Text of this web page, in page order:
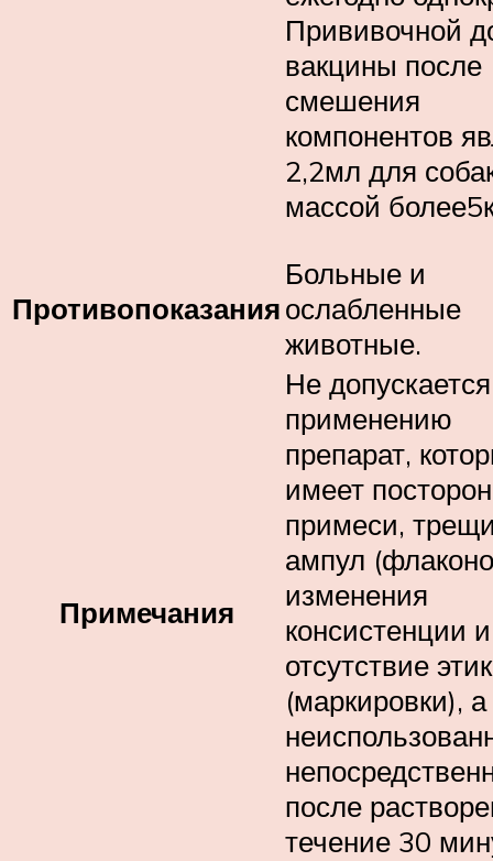
Прививочной
вакцины после
смешения
компонентов
2,2мл для
массой
Противопоказания
Больные и
ослабленные
животные.
Примечания
Не
применению
препарат,
имеет
примеси,
ампул
изменения
консистенции
отсутствие
(маркировки),
после
течение 30